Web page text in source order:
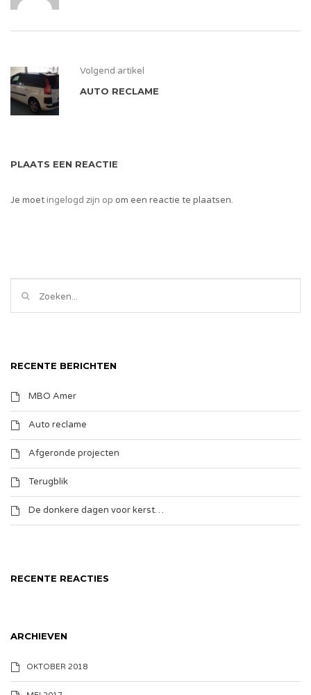
Volgend artikel
AUTO RECLAME
PLAATS EEN REACTIE
Je moetingelogd zijn op om een reactie te plaatsen.
RECENTE BERICHTEN
MBO Amer
Auto reclame
Afgeronde projecten
Terugblik
De donkere dagen voor kerst…
RECENTE REACTIES
ARCHIEVEN
OKTOBER 2018